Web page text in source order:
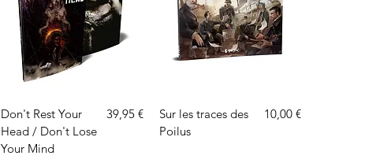
Aperçu rapide
Don't Rest Your
Head / Don't Lose
Your Mind
Prix
39,95 € Aperçu rapide
Sur les traces des
Poilus
Prix
10,00 €